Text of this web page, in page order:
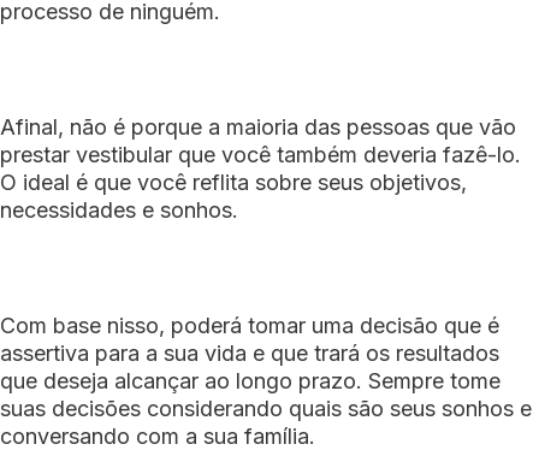
processo de ninguém.
Afinal, não é porque a maioria das pessoas que vão
prestar vestibular que você também deveria fazê-lo.
O ideal é que você reflita sobre seus objetivos,
necessidades e sonhos.
Com base nisso, poderá tomar uma decisão que é
assertiva para a sua vida e que trará os resultados
que deseja alcançar ao longo prazo. Sempre tome
suas decisões considerando quais são seus sonhos e
conversando com a sua família.